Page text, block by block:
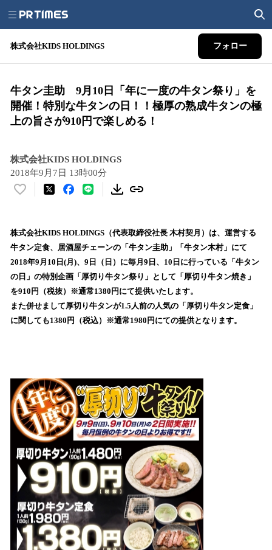
株式会社KIDS HOLDINGS フォロー
牛タン圭助 9月10日「年に一度の牛タン祭り」を
開催！特別な牛タンの日！！極厚の熟成牛タンの極
上の旨さが910円で楽しめる！
株式会社KIDS HOLDINGS
2018年9月7日 13時00分
い
！
数
を
読
込
み
中
株式会社KIDS HOLDINGS（代表取締役社長 木村契月）は、運営する
牛タン定食、居酒屋チェーンの「牛タン圭助」「牛タン木村」にて
2018年9月10日(月)、9日（日）に毎月9日、10日に行っている「牛タン
の日」の特別企画「厚切り牛タン祭り」として「厚切り牛タン焼き」
を910円（税抜）※通常1380円にて提供いたします。
また併せまして厚切り牛タンが1.5人前の人気の「厚切り牛タン定食」
に関しても1380円（税込）※通常1980円にての提供となります。